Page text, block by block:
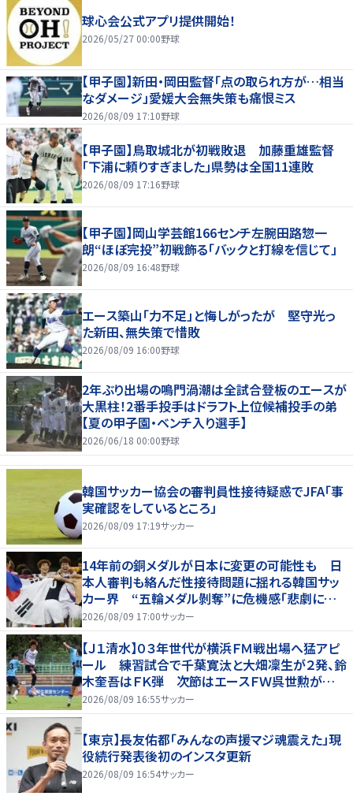
球心会公式アプリ提供開始！
2026/05/27 00:00野球
【甲子園】新田・岡田監督「点の取られ方が…相当
なダメージ」愛媛大会無失策も痛恨ミス
2026/08/09 17:10野球
【甲子園】鳥取城北が初戦敗退 加藤重雄監督
「下浦に頼りすぎました」県勢は全国11連敗
2026/08/09 17:16野球
【甲子園】岡山学芸館166センチ左腕田路惣一
朗“ほぼ完投”初戦飾る「バックと打線を信じて」
2026/08/09 16:48野球
エース築山「力不足」と悔しがったが 堅守光っ
た新田、無失策で惜敗
2026/08/09 16:00野球
2年ぶり出場の鳴門渦潮は全試合登板のエースが
大黒柱！2番手投手はドラフト上位候補投手の弟
【夏の甲子園・ベンチ入り選手】
2026/06/18 00:00野球
韓国サッカー協会の審判員性接待疑惑でJFA「事
実確認をしているところ」
2026/08/09 17:19サッカー
14年前の銅メダルが日本に変更の可能性も 日
本人審判も絡んだ性接待問題に揺れる韓国サッ
カー界 “五輪メダル剝奪”に危機感「悲劇に見
舞われる」
2026/08/09 17:00サッカー
【Ｊ１清水】０３年世代が横浜ＦＭ戦出場へ猛アピ
ール 練習試合で千葉寛汰と大畑凜生が２発、鈴
木奎吾はＦＫ弾 次節はエースＦＷ呉世勲が出
場停止
2026/08/09 16:55サッカー
【東京】長友佑都「みんなの声援マジ魂震えた」現
役続行発表後初のインスタ更新
2026/08/09 16:54サッカー